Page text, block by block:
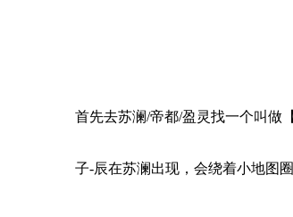
首先去苏澜/帝都/盈灵找一个叫做【
子-辰在苏澜出现，会绕着小地图圈